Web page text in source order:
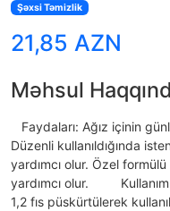
Şəxsi Təmizlik
21,85 AZN
Məhsul
Faydaları: Ağız içinin
Düzenli kullanıldığında
yardımcı olur. Özel
yardımcı olur. Kullanım
1,2 fıs püskürtülerek